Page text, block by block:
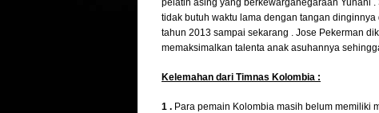
pelatih asing yang berkewarganegaraan Yunani
tidak butuh waktu lama dengan tangan
tahun 2013 sampai sekarang . Jose Pekerman
memaksimalkan talenta anak asuhannya
Kelemahan dari Timnas Kolombia :
1 . Para pemain Kolombia masih belum memiliki